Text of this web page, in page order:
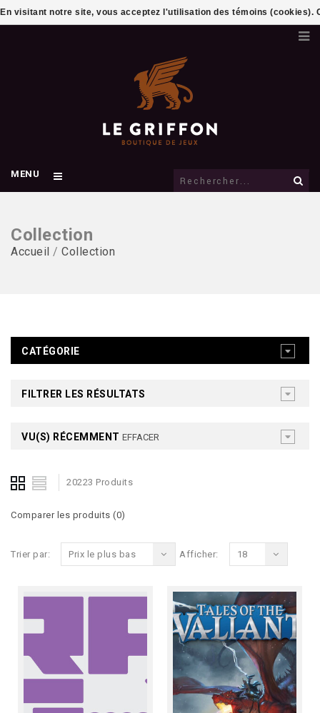
MENU
Collection
Accueil / Collection
CATÉGORIE
FILTRER LES RÉSULTATS
VU(S) RÉCEMMENT EFFACER
20223 Produits
Comparer les produits (0)
Trier par: Prix le plus bas Afficher: 18
En visitant notre site, vous acceptez l'utilisation des témoins